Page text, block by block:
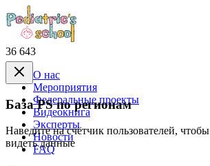
36 643
База PS по регионам
Наведите на счётчик пользователей, чтобы
видеть данные
О нас
Mероприятия
Федеральные проекты
Видеокнига
Эксперты
Новости
FAQ